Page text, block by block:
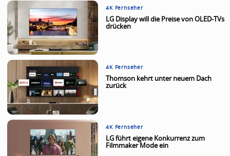
4K Fernseher
LG Display will die Preise von OLED-TVs
drücken
4K Fernseher
Thomson kehrt unter neuem Dach
zurück
4K Fernseher
LG führt eigene Konkurrenz zum
Filmmaker Mode ein